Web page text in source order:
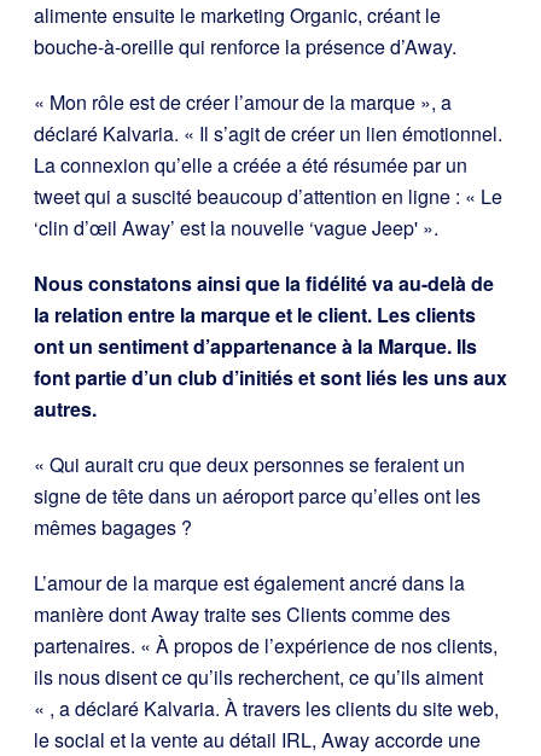
alimente ensuite le marketing Organic, créant le
bouche-à-oreille qui renforce la présence d’Away.
« Mon rôle est de créer l’amour de la marque », a
déclaré Kalvaria. « Il s’agit de créer un lien émotionnel.
La connexion qu’elle a créée a été résumée par un
tweet qui a suscité beaucoup d’attention en ligne : « Le
‘clin d’œil Away’ est la nouvelle ‘vague Jeep' ».
Nous constatons ainsi que la fidélité va au-delà de
la relation entre la marque et le client. Les clients
ont un sentiment d’appartenance à la Marque. Ils
font partie d’un club d’initiés et sont liés les uns aux
autres.
« Qui aurait cru que deux personnes se feraient un
signe de tête dans un aéroport parce qu’elles ont les
mêmes bagages ?
L’amour de la marque est également ancré dans la
manière dont Away traite ses Clients comme des
partenaires. « À propos de l’expérience de nos clients,
ils nous disent ce qu’ils recherchent, ce qu’ils aiment
« , a déclaré Kalvaria. À travers les clients du site web,
le social et la vente au détail IRL, Away accorde une